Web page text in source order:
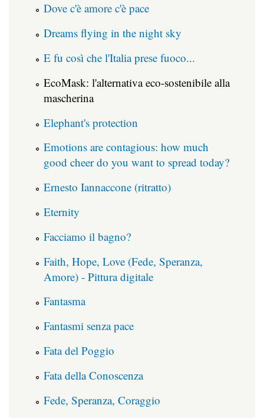
Dove c'è amore c'è pace
Dreams flying in the night sky
E fu così che l'Italia prese fuoco...
EcoMask: l'alternativa eco-sostenibile alla
mascherina
Elephant's protection
Emotions are contagious: how much
good cheer do you want to spread today?
Ernesto Iannaccone (ritratto)
Eternity
Facciamo il bagno?
Faith, Hope, Love (Fede, Speranza,
Amore) - Pittura digitale
Fantasma
Fantasmi senza pace
Fata del Poggio
Fata della Conoscenza
Fede, Speranza, Coraggio